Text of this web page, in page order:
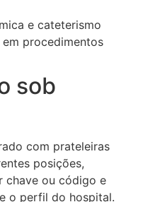
e cateterismo
procedimentos
sob
com prateleiras
posições,
chave ou código e
o perfil do hospital.